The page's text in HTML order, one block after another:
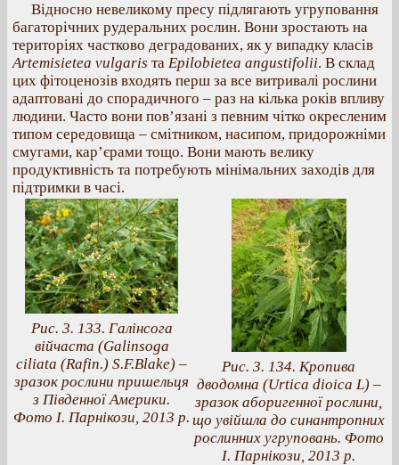
Відносно невеликому пресу підлягають угруповання
багаторічних рудеральних рослин. Вони зростають на
територіях частково деградованих, як у випадку класів
Artemisietea vulgaris та Epilobietea angustifolii. В склад
цих фітоценозів входять перш за все витривалі рослини
адаптовані до спорадичного – раз на кілька років впливу
людини. Часто вони пов’язані з певним чітко окресленим
типом середовища – смітником, насипом, придорожніми
смугами, кар’єрами тощо. Вони мають велику
продуктивність та потребують мінімальних заходів для
підтримки в часі.
Рис. 3. 133. Галінсога
війчаста (Galinsoga
ciliata (Rafin.) S.F.Blake) –
зразок рослини пришельця
з Південної Америки.
Фото І. Парнікози, 2013 р.
Рис. 3. 134. Кропива
дводомна (Urtica dioica L) –
зразок аборигенної рослини,
що увійшла до синантропних
рослинних угруповань. Фото
І. Парнікози, 2013 р.